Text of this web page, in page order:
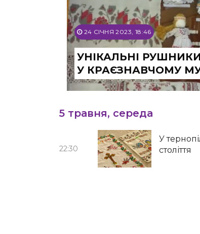
24 СІЧНЯ 2023, 18:46
УНІКАЛЬНІ
У КРАЄЗНАВЧОМУ
5 травня, середа
22:30
У
століття